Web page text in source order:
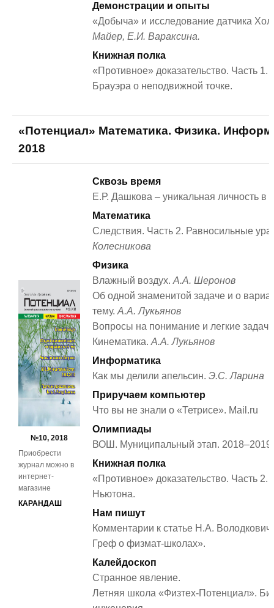
Демонстрации и опыты
«Добыча» и исследование датчика
Майер, Е.И. Вараксина.
Книжная полка
«Противное» доказательство. Часть 1.
Брауэра о неподвижной точке.
«Потенциал» Математика. Физика.
2018
№10, 2018
Приобрести
журнал можно в
интернет-
магазине
КАРАНДАШ
Сквозь время
Е.Р. Дашкова – уникальная личность в
Математика
Следствия. Часть 2. Равносильные
Колесникова
Физика
Влажный воздух. А.А. Шеронов
Об одной знаменитой задаче и о
тему. А.А. Лукьянов
Вопросы на понимание и легкие
Кинематика. А.А. Лукьянов
Информатика
Как мы делили апельсин. Э.С. Ларина
Приручаем компьютер
Что вы не знали о «Тетрисе». Mail.ru
Олимпиады
ВОШ. Муниципальный этап. 2018–2019.
Книжная полка
«Противное» доказательство. Часть 2.
Ньютона.
Нам пишут
Комментарии к статье Н.А.
Греф о физмат-школах».
Калейдоскоп
Странное явление.
Летняя школа «Физтех-Потенциал».